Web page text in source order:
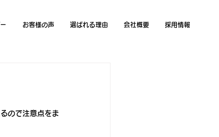
お客様の声 選ばれる理由 会社概要 採用情報
ので注意点をま